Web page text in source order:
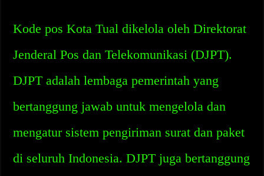
Kode pos Kota Tual dikelola oleh Direktorat
Jenderal Pos dan Telekomunikasi (DJPT).
DJPT adalah lembaga pemerintah yang
bertanggung jawab untuk mengelola dan
mengatur sistem pengiriman surat dan paket
di seluruh Indonesia. DJPT juga bertanggung